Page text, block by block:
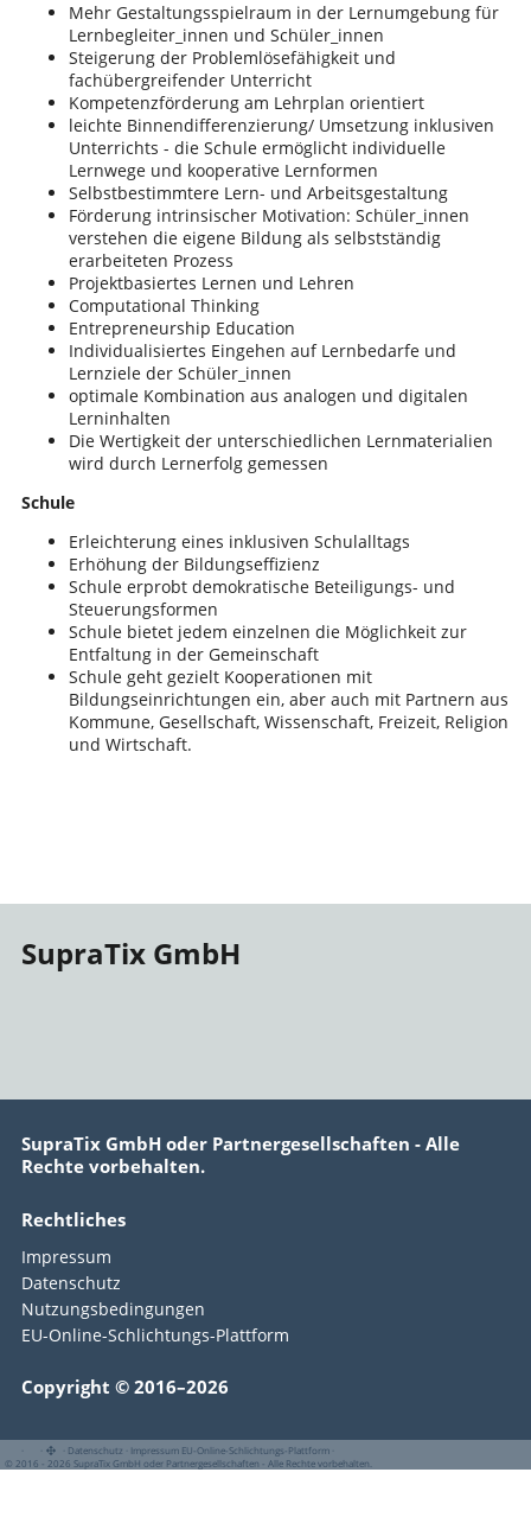
Mehr Gestaltungsspielraum in der Lernumgebung für
Lernbegleiter_innen und Schüler_innen
Steigerung der Problemlösefähigkeit und
fachübergreifender Unterricht
Kompetenzförderung am Lehrplan orientiert
leichte Binnendifferenzierung/ Umsetzung inklusiven
Unterrichts - die Schule ermöglicht individuelle
Lernwege und kooperative Lernformen
Selbstbestimmtere Lern- und Arbeitsgestaltung
Förderung intrinsischer Motivation: Schüler_innen
verstehen die eigene Bildung als selbstständig
erarbeiteten Prozess
Projektbasiertes Lernen und Lehren
Computational Thinking
Entrepreneurship Education
Individualisiertes Eingehen auf Lernbedarfe und
Lernziele der Schüler_innen
optimale Kombination aus analogen und digitalen
Lerninhalten
Die Wertigkeit der unterschiedlichen Lernmaterialien
wird durch Lernerfolg gemessen
Schule
Erleichterung eines inklusiven Schulalltags
Erhöhung der Bildungseffizienz
Schule erprobt demokratische Beteiligungs- und
Steuerungsformen
Schule bietet jedem einzelnen die Möglichkeit zur
Entfaltung in der Gemeinschaft
Schule geht gezielt Kooperationen mit
Bildungseinrichtungen ein, aber auch mit Partnern aus
Kommune, Gesellschaft, Wissenschaft, Freizeit, Religion
und Wirtschaft.
SupraTix GmbH
SupraTix GmbH oder Partnergesellschaften - Alle
Rechte vorbehalten.
Rechtliches
Impressum
Datenschutz
Nutzungsbedingungen
EU-Online-Schlichtungs-Plattform
Copyright © 2016–2026
Datenschutz Impressum EU-Online-Schlichtungs-Plattform
© 2016 - 2026 SupraTix GmbH oder Partnergesellschaften - Alle Rechte vorbehalten.